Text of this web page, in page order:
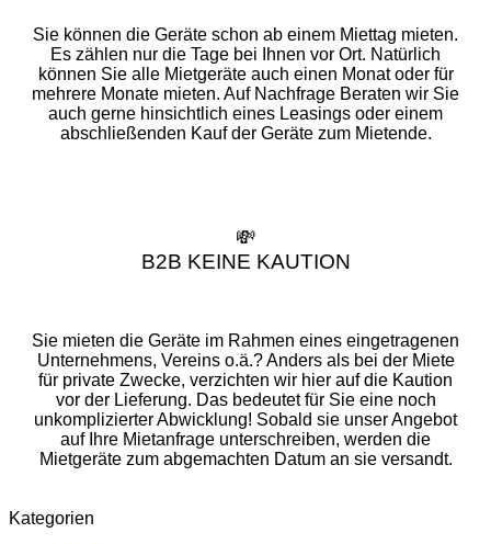
Sie können die Geräte schon ab einem Miettag mieten.
Es zählen nur die Tage bei Ihnen vor Ort. Natürlich
können Sie alle Mietgeräte auch einen Monat oder für
mehrere Monate mieten. Auf Nachfrage Beraten wir Sie
auch gerne hinsichtlich eines Leasings oder einem
abschließenden Kauf der Geräte zum Mietende.
💸
B2B KEINE KAUTION
Sie mieten die Geräte im Rahmen eines eingetragenen
Unternehmens, Vereins o.ä.? Anders als bei der Miete
für private Zwecke, verzichten wir hier auf die Kaution
vor der Lieferung. Das bedeutet für Sie eine noch
unkomplizierter Abwicklung! Sobald sie unser Angebot
auf Ihre Mietanfrage unterschreiben, werden die
Mietgeräte zum abgemachten Datum an sie versandt.
Kategorien